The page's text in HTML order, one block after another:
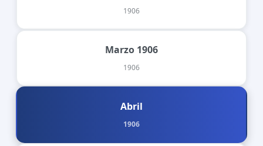
1906
Marzo 1906
1906
Abril
1906